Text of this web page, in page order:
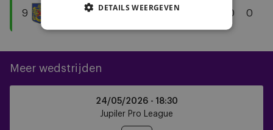
Antwerp
FC
9
0 0
Meer wedstrijden
24/05/2026 - 18:30
Jupiler Pro League
DETAILS WEERGEVEN